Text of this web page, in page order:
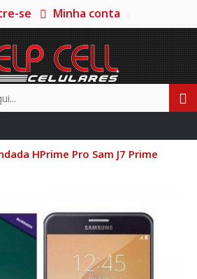
se Minha conta
HPrime Pro Sam J7 Prime